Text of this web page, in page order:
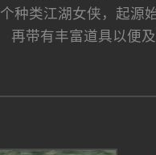
个种类江湖女侠，起源
再带有丰富道具以便